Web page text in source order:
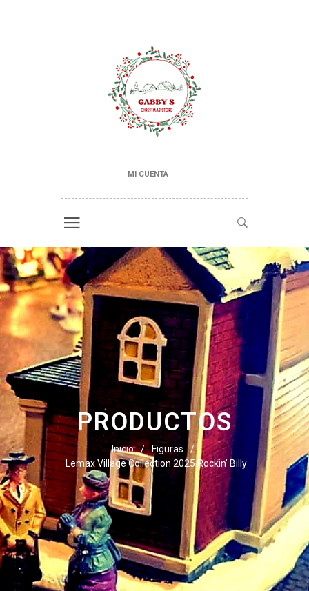
MI CUENTA
PRODUCTOS
Inicio / Figuras
/
Lemax Village Collection 2025 Rockin’ Billy